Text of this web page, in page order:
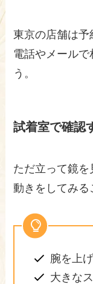
東京の店舗は
電話やメールで
う。
試着室で確認
ただ立って鏡
動きをしてみる
腕を上
大きな